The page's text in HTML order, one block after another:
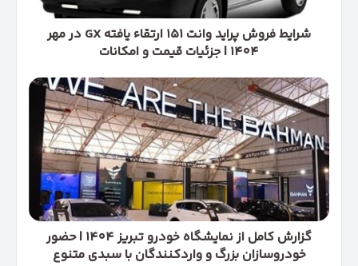
جزئیات
قیمت
و
امکانات
شرایط فروش پراید وانت ۱۵۱ ارتقاء یافته GX در مهر
۱۴۰۴ | جزئیات قیمت و امکانات
گزارش
کامل
از
نمایشگاه
خودرو
تبریز
۱۴۰۴
|
حضور
خودروسازان
گزارش کامل از نمایشگاه خودرو تبریز ۱۴۰۴ | حضور
خودروسازان بزرگ و واردکنندگان با سبدی متنوع